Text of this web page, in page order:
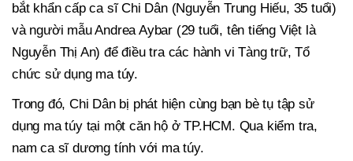
bắt khẩn cấp ca sĩ Chi Dân (Nguyễn Trung Hiếu, 35 tuổi)
và người mẫu Andrea Aybar (29 tuổi, tên tiếng Việt là
Nguyễn Thị An) để điều tra các hành vi Tàng trữ, Tổ
chức sử dụng ma túy.
Trong đó, Chi Dân bị phát hiện cùng bạn bè tụ tập sử
dụng ma túy tại một căn hộ ở TP.HCM. Qua kiểm tra,
nam ca sĩ dương tính với ma túy.